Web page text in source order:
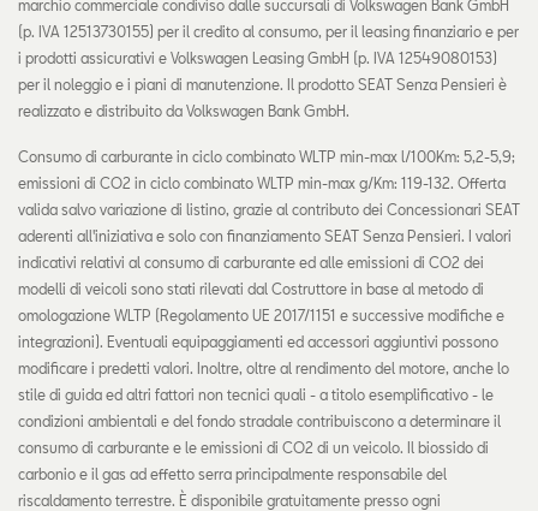
marchio commerciale condiviso dalle succursali di Volkswagen Bank GmbH
(p. IVA 12513730155) per il credito al consumo, per il leasing finanziario e per
i prodotti assicurativi e Volkswagen Leasing GmbH (p. IVA 12549080153)
per il noleggio e i piani di manutenzione. Il prodotto SEAT Senza Pensieri è
realizzato e distribuito da Volkswagen Bank GmbH.
Consumo di carburante in ciclo combinato WLTP min-max l/100Km: 5,2-5,9;
emissioni di CO2 in ciclo combinato WLTP min-max g/Km: 119-132. Offerta
valida salvo variazione di listino, grazie al contributo dei Concessionari SEAT
aderenti all'iniziativa e solo con finanziamento SEAT Senza Pensieri. I valori
indicativi relativi al consumo di carburante ed alle emissioni di CO2 dei
modelli di veicoli sono stati rilevati dal Costruttore in base al metodo di
omologazione WLTP (Regolamento UE 2017/1151 e successive modifiche e
integrazioni). Eventuali equipaggiamenti ed accessori aggiuntivi possono
modificare i predetti valori. Inoltre, oltre al rendimento del motore, anche lo
stile di guida ed altri fattori non tecnici quali - a titolo esemplificativo - le
condizioni ambientali e del fondo stradale contribuiscono a determinare il
consumo di carburante e le emissioni di CO2 di un veicolo. Il biossido di
carbonio e il gas ad effetto serra principalmente responsabile del
riscaldamento terrestre. È disponibile gratuitamente presso ogni